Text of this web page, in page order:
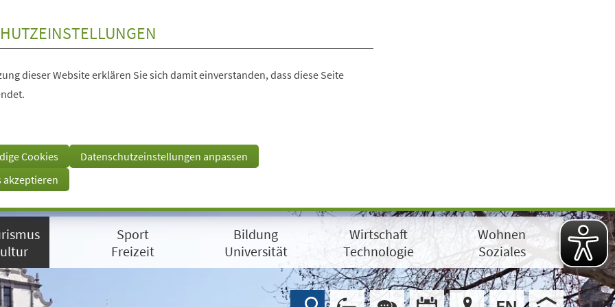
dieser Website erklären Sie sich damit einverstanden, dass diese Seite
Cookies
Datenschutzeinstellungen anpassen
akzeptieren
Sport
Freizeit
Bildung
Universität
Wirtschaft
Technologie
Wohnen
Soziales